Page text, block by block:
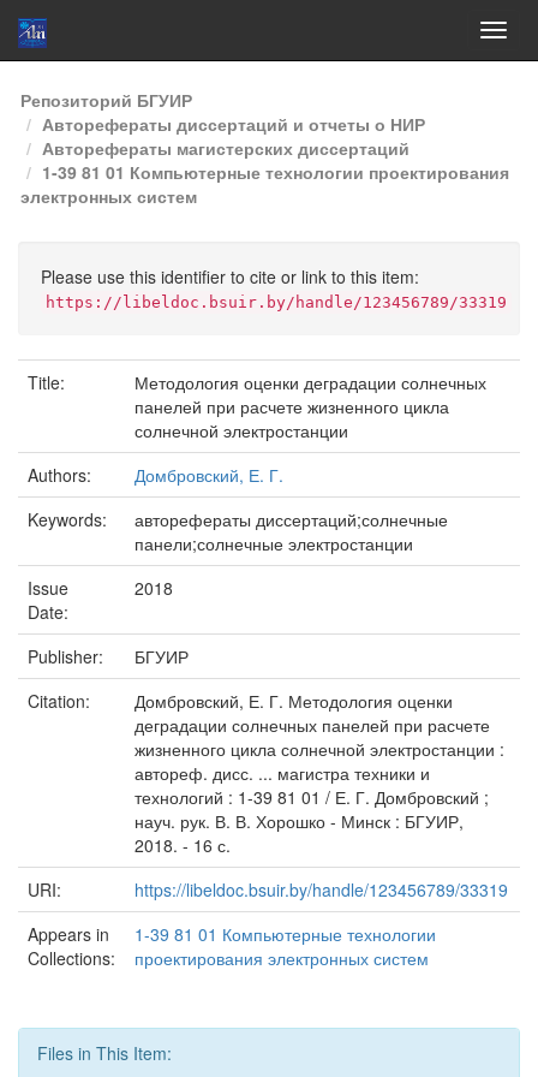
Skip
navigation
Репозиторий БГУИР
Авторефераты диссертаций и отчеты о НИР
Авторефераты магистерских диссертаций
1-39 81 01 Компьютерные технологии проектирования
электронных систем
Please use this identifier to cite or link to this item:
https://libeldoc.bsuir.by/handle/123456789/33319
Title:
Методология оценки деградации солнечных
панелей при расчете жизненного цикла
солнечной электростанции
Authors:
Домбровский, Е. Г.
Keywords:
авторефераты диссертаций;солнечные
панели;солнечные электростанции
Issue
Date:
2018
Publisher:
БГУИР
Citation:
Домбровский, Е. Г. Методология оценки
деградации солнечных панелей при расчете
жизненного цикла солнечной электростанции :
автореф. дисс. ... магистра техники и
технологий : 1-39 81 01 / Е. Г. Домбровский ;
науч. рук. В. В. Хорошко - Минск : БГУИР,
2018. - 16 с.
URI:
https://libeldoc.bsuir.by/handle/123456789/33319
Appears in
Collections:
1-39 81 01 Компьютерные технологии
проектирования электронных систем
Files in This Item: